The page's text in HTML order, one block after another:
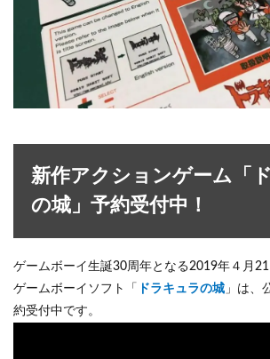
新作アクションゲーム「
の城」予約受付中！
ゲームボーイ生誕30周年となる2019年４月
ゲームボーイソフト「
ドラキュラの城 」は、
約受付中です。